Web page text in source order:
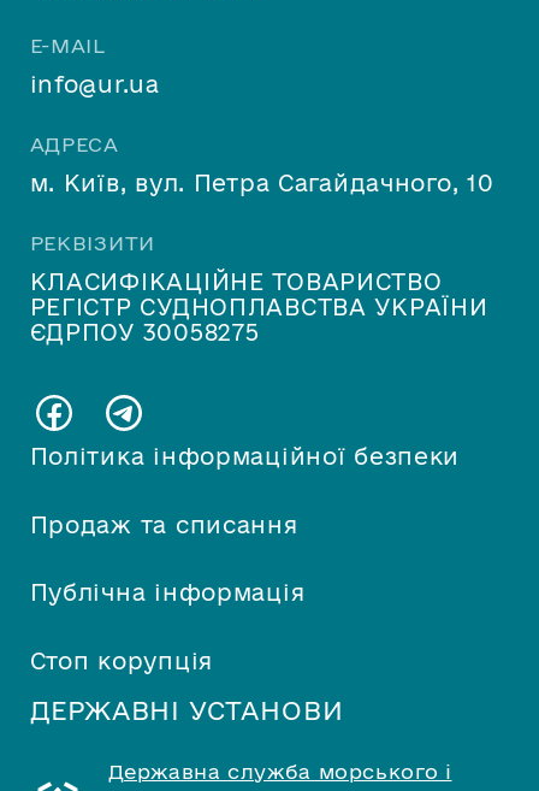
Політика інформаційної безпеки
Продаж та списання
Публічна інформація
Стоп корупція
E-MAIL
info@ur.ua
АДРЕСА
м. Київ, вул. Петра Сагайдачного, 10
РЕКВІЗИТИ
КЛАСИФІКАЦІЙНЕ ТОВАРИСТВО
РЕГІСТР СУДНОПЛАВСТВА УКРАЇНИ
ЄДРПОУ 30058275
ДЕРЖАВНІ УСТАНОВИ
Державна служба морського і